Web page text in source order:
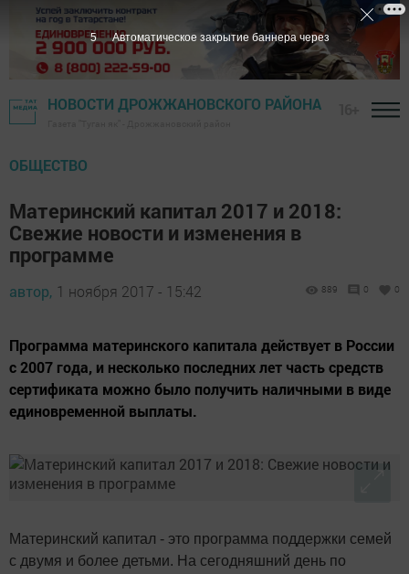
НОВОСТИ ДРОЖЖАНОВСКОГО РАЙОНА
ОБЩЕСТВО
Материнский капитал 2017 и 2018:
Свежие новости и изменения в
программе
автор, 1 ноября 2017 - 15:42 889 0 0
Программа материнского капитала действует в России
с 2007 года, и несколько последних лет часть средств
сертификата можно было получить наличными в виде
единовременной выплаты.
Материнский капитал - это программа поддержки семей
с двумя и более детьми. На сегодняшний день по
5 Автоматическое закрытие баннера через